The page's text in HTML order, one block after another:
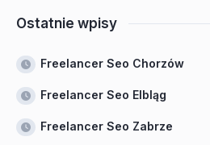
Ostatnie wpisy
Freelancer Seo Chorzów
Freelancer Seo Elbląg
Freelancer Seo Zabrze